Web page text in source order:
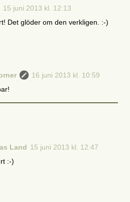
15 juni 2013 kl. 12:13
Det glöder om den verkligen. :-)
16 juni 2013 kl. 10:59
Land 15 juni 2013 kl. 12:47
:-)